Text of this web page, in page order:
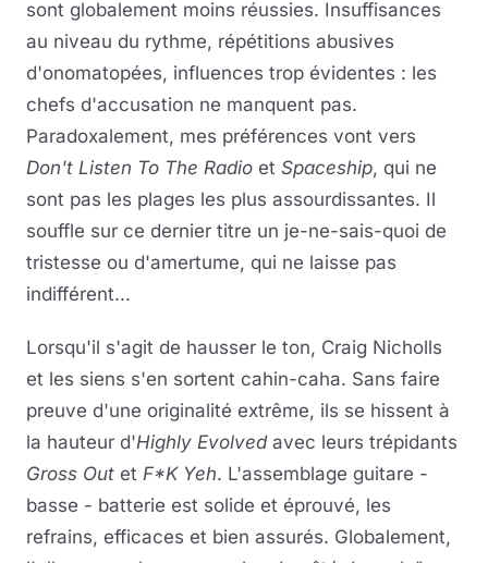
sont globalement moins réussies. Insuffisances
au niveau du rythme, répétitions abusives
d'onomatopées, influences trop évidentes : les
chefs d'accusation ne manquent pas.
Paradoxalement, mes préférences vont vers
Don't Listen To The Radio et Spaceship, qui ne
sont pas les plages les plus assourdissantes. Il
souffle sur ce dernier titre un je-ne-sais-quoi de
tristesse ou d'amertume, qui ne laisse pas
indifférent...
Lorsqu'il s'agit de hausser le ton, Craig Nicholls
et les siens s'en sortent cahin-caha. Sans faire
preuve d'une originalité extrême, ils se hissent à
la hauteur d'Highly Evolvedavec leurs trépidants
Gross Out et F*K Yeh. L'assemblage guitare -
basse - batterie est solide et éprouvé, les
refrains, efficaces et bien assurés. Globalement,